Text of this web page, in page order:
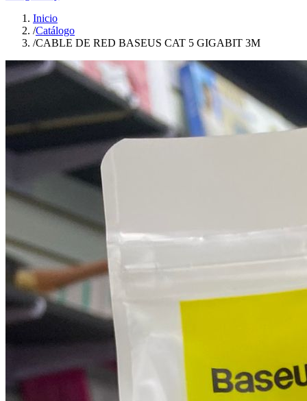
Inicio
/Catálogo
/CABLE DE RED BASEUS CAT 5 GIGABIT 3M